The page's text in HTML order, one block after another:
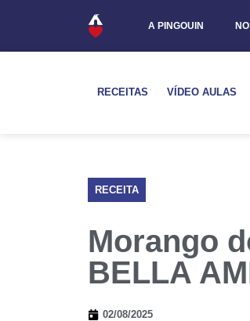
A PINGOUIN
RECEITAS VÍDEO AULAS
RECEITA
Morango
BELLA
02/08/2025